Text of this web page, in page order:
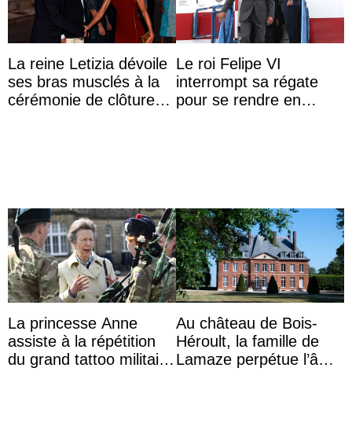
La reine Letizia dévoile
ses bras musclés à la
cérémonie de clôture
Le roi Felipe VI
interrompt sa régate
pour se rendre en
La princesse Anne
assiste à la répétition
du grand tattoo militaire
Au château de Bois-
Héroult, la famille de
Lamaze perpétue l’âme